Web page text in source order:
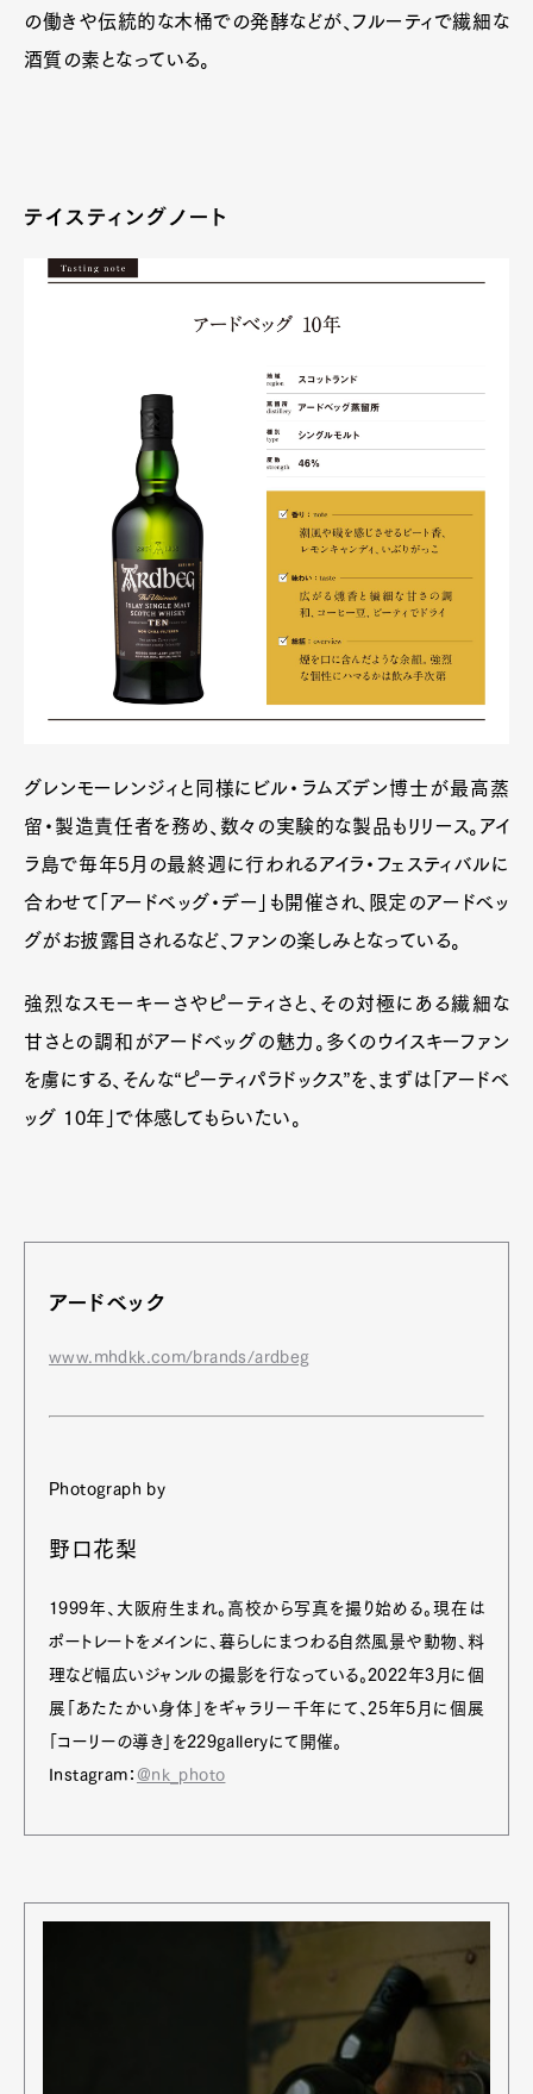
の働きや伝統的な木桶での発酵などが、フルーティで繊細な
酒質の素となっている。
テイスティングノート
グレンモーレンジィと同様にビル・ラムズデン博士が最高蒸
留・製造責任者を務め、数々の実験的な製品もリリース。アイ
ラ島で毎年5月の最終週に行われるアイラ・フェスティバルに
合わせて「アードベッグ・デー」も開催され、限定のアードベッ
グがお披露目されるなど、ファンの楽しみとなっている。
強烈なスモーキーさやピーティさと、その対極にある繊細な
甘さとの調和がアードベッグの魅力。多くのウイスキーファン
を虜にする、そんな“ピーティパラドックス”を、まずは「アードベ
ッグ 10年」で体感してもらいたい。
アードベック
www.mhdkk.com/brands/ardbeg
Photograph by
野口花梨
1999年、大阪府生まれ。高校から写真を撮り始める。現在は
ポートレートをメインに、暮らしにまつわる自然風景や動物、料
理など幅広いジャンルの撮影を行なっている。2022年3月に個
展「あたたかい身体」をギャラリー千年にて、25年5月に個展
「コーリーの導き」を229galleryにて開催。
Instagram： @nk_photo